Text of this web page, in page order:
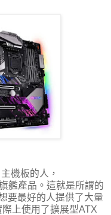
機板的人，
艦產品。這就是所謂的
要最好的人提供了大量
上使用了擴展型ATX